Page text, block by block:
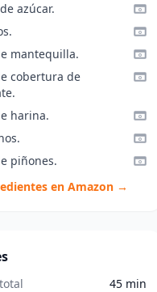
azúcar.
mantequilla.
cobertura de
harina.
piñones.
en Amazon →
45 min